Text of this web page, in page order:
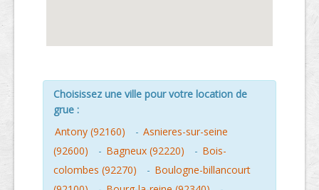
Choisissez une ville pour votre location de
grue :
Antony (92160)
- Asnieres-sur-seine
(92600)
- Bagneux (92220) - Bois-
colombes (92270)
- Boulogne-billancourt